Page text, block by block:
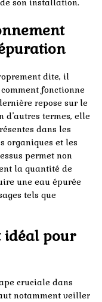
son installation.
dite, il
fonctionne
repose sur le
termes, elle
dans les
organiques et les
permet non
la quantité de
une eau épurée
tels que
idéal pour
cruciale dans
notamment veiller